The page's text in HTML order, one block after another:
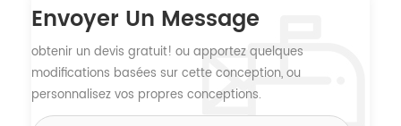
Envoyer Un Message
obtenir un devis gratuit! ou apportez quelques
modifications basées sur cette conception, ou
personnalisez vos propres conceptions.